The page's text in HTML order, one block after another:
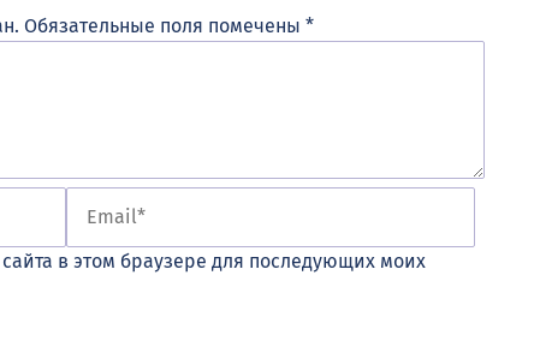
Обязательные поля помечены *
в этом браузере для последующих моих